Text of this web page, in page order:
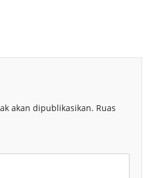
akan dipublikasikan. Ruas